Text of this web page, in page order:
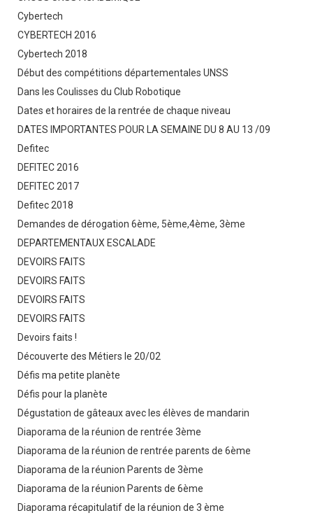
Cybertech
CYBERTECH 2016
Cybertech 2018
Début des compétitions départementales UNSS
Dans les Coulisses du Club Robotique
Dates et horaires de la rentrée de chaque niveau
DATES IMPORTANTES POUR LA SEMAINE DU 8 AU 13 /09
Defitec
DEFITEC 2016
DEFITEC 2017
Defitec 2018
Demandes de dérogation 6ème, 5ème,4ème, 3ème
DEPARTEMENTAUX ESCALADE
DEVOIRS FAITS
DEVOIRS FAITS
DEVOIRS FAITS
DEVOIRS FAITS
Devoirs faits !
Découverte des Métiers le 20/02
Défis ma petite planète
Défis pour la planète
Dégustation de gâteaux avec les élèves de mandarin
Diaporama de la réunion de rentrée 3ème
Diaporama de la réunion de rentrée parents de 6ème
Diaporama de la réunion Parents de 3ème
Diaporama de la réunion Parents de 6ème
Diaporama récapitulatif de la réunion de 3 ème